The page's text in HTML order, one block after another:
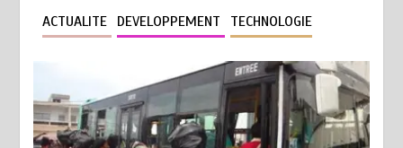
ACTUALITE DEVELOPPEMENT TECHNOLOGIE